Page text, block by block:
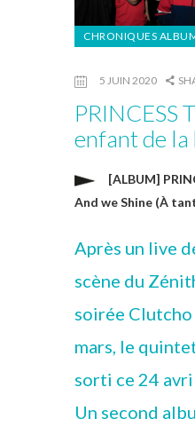
CHRONIQUES
5 JUIN 2020
PRINCESS
enfant de la
[ALBUM]
And we Shine (À
Après un live
scène du
soirée
mars, le
sorti ce 24
Un second